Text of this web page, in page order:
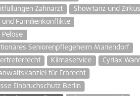
Zahnarzt
Showtanz und
und Familienkonflikte
Pelose
Seniorenpflegeheim Mariendorf
Klimaservice
Cyriax
für Erbrecht
Einbruchschutz Berlin